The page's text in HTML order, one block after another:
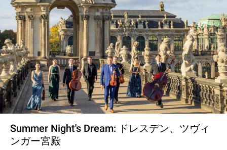
Summer Night's Dream: ドレスデン、ツヴィ
ンガー宮殿